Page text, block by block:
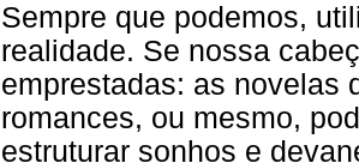
Sempre que podemos,
realidade. Se nossa
emprestadas: as novelas
romances, ou mesmo,
estruturar sonhos e